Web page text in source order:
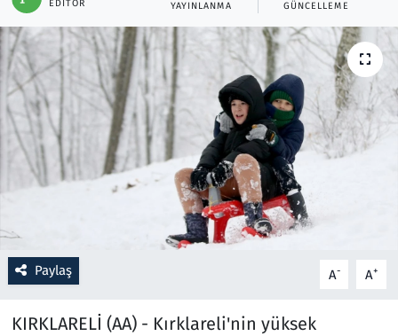
EDITÖR YAYINLANMA GÜNCELLEME
Paylaş A- A+
KIRKLARELİ (AA) - Kırklareli'nin yüksek
Memur ve Kamu
Otomobil
Oyun
Ramazan
Rüya Tabirleri